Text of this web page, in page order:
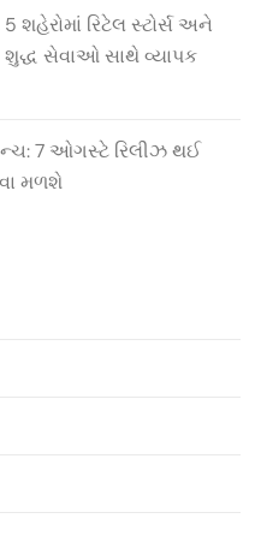
શહેરોમાં રિટેલ સ્ટોર્સ અને
શુદ્ધ સેવાઓ સાથે વ્યાપક
7 ઓગસ્ટે રિલીઝ થઈ
મળશે